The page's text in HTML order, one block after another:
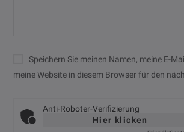
Speichern Sie meinen Namen, meine E-
meine Website in diesem Browser für den
Anti-Roboter-Verifizierung
Hier klicken